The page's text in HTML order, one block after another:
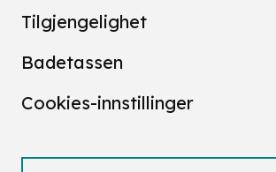
Tilgjengelighet
Badetassen
Cookies-innstillinger